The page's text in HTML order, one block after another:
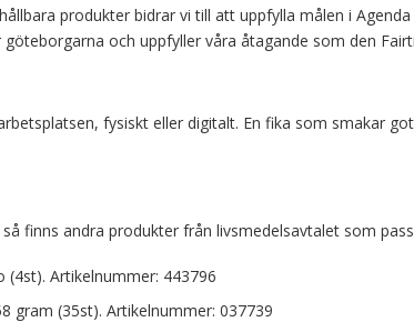
produkter bidrar vi till att uppfylla målen i
och uppfyller våra åtagande som den
fysiskt eller digitalt. En fika som smakar
finns andra produkter från livsmedelsavtalet som
(4st). Artikelnummer: 443796
gram (35st). Artikelnummer: 037739